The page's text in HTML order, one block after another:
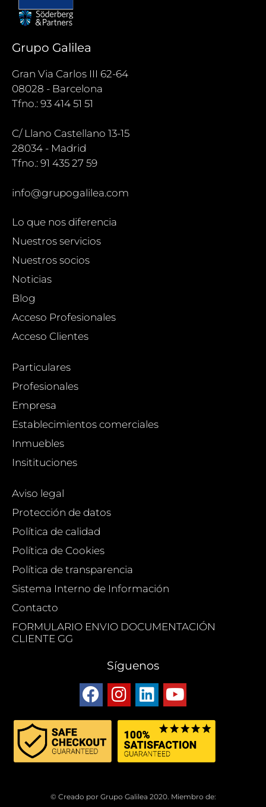
Grupo Galilea
Gran Via Carlos III 62-64
08028 - Barcelona
Tfno.: 93 414 51 51
C/ Llano Castellano 13-15
28034 - Madrid
Tfno.: 91 435 27 59
info@grupogalilea.com
Lo que nos diferencia
Nuestros servicios
Nuestros socios
Noticias
Blog
Acceso Profesionales
Acceso Clientes
Particulares
Profesionales
Empresa
Establecimientos comerciales
Inmuebles
Insitituciones
Aviso legal
Protección de datos
Política de calidad
Política de Cookies
Política de transparencia
Sistema Interno de Información
Contacto
FORMULARIO ENVIO DOCUMENTACIÓN
CLIENTE GG
Síguenos
© Creado por Grupo Galilea 2020. Miembro de: